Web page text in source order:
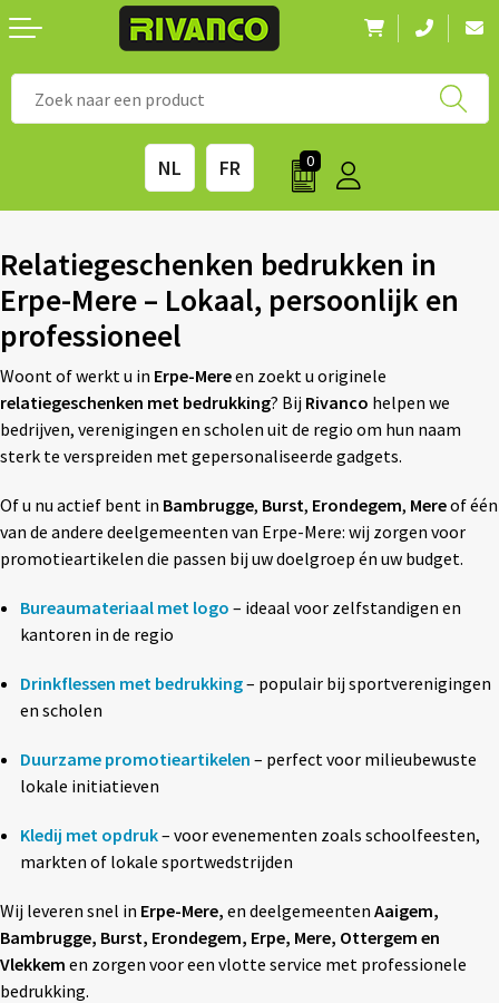
NL FR 0
Kinderen & spellen
Technologie & Accessoires
Tassen
◼ Eco-producten
◼ Seizoenen
◼ Feestdagen
◼ Festival & Events
Relatiegeschenken bedrukken in
Erpe-Mere – Lokaal, persoonlijk en
professioneel
Woont of werkt u in Erpe-Mereen zoekt u originele
relatiegeschenken met bedrukking? Bij Rivanco helpen we
bedrijven, verenigingen en scholen uit de regio om hun naam
sterk te verspreiden met gepersonaliseerde gadgets.
Of u nu actief bent in Bambrugge, Burst, Erondegem, Mereof één
van de andere deelgemeenten van Erpe-Mere: wij zorgen voor
promotieartikelen die passen bij uw doelgroep én uw budget.
Bureaumateriaal met logo – ideaal voor zelfstandigen en
kantoren in de regio
Drinkflessen met bedrukking– populair bij sportverenigingen
en scholen
Duurzame promotieartikelen – perfect voor milieubewuste
lokale initiatieven
Kledij met opdruk– voor evenementen zoals schoolfeesten,
markten of lokale sportwedstrijden
Wij leveren snel in Erpe-Mere, en deelgemeenten Aaigem,
Bambrugge, Burst, Erondegem, Erpe, Mere, Ottergem en
Vlekkem en zorgen voor een vlotte service met professionele
bedrukking.